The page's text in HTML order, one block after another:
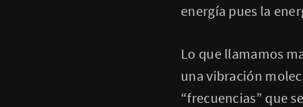
energía pues la
Lo que llamamos
una vibración
“frecuencias” que